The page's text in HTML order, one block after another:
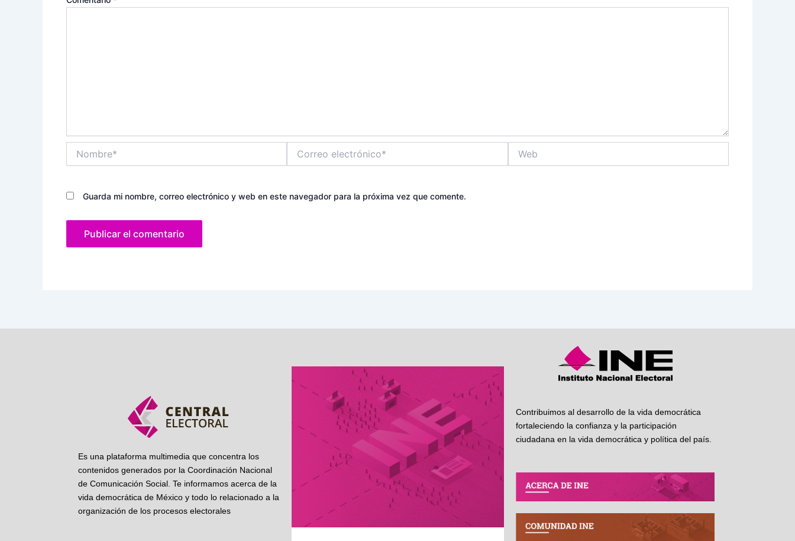
electrónico*
Guarda mi nombre, correo electrónico y web en este navegador para la próxima vez que comente.
Es una plataforma multimedia que concentra los
contenidos generados por la Coordinación Nacional
de Comunicación Social. Te informamos acerca de la
vida democrática de México y todo lo relacionado a la
organización de los procesos electorales
Contribuimos al desarrollo de la vida democrática
fortaleciendo la confianza y la participación
ciudadana en la vida democrática y política del país.